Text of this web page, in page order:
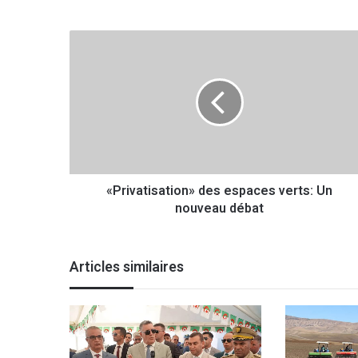
s
»
d
e
s
«Privatisation» des espaces verts: Un
nouveau débat
Articles similaires